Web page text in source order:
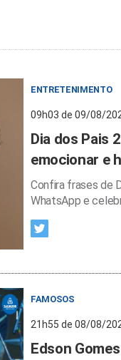
ENTRETENIMENTO
09h03 de 09/08/
Dia dos Pais
emocionar e
Confira frases de
WhatsApp e
FAMOSOS
21h55 de 08/08/
Edson